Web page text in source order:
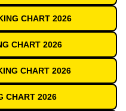
CHART 2026
CHART 2026
CHART 2026
CHART 2026